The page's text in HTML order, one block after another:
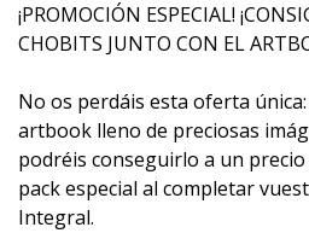
¡PROMOCIÓN ESPECIAL!
CHOBITS JUNTO CON EL
No os perdáis esta oferta
artbook lleno de preciosas
podréis conseguirlo a un
pack especial al completar
Integral.